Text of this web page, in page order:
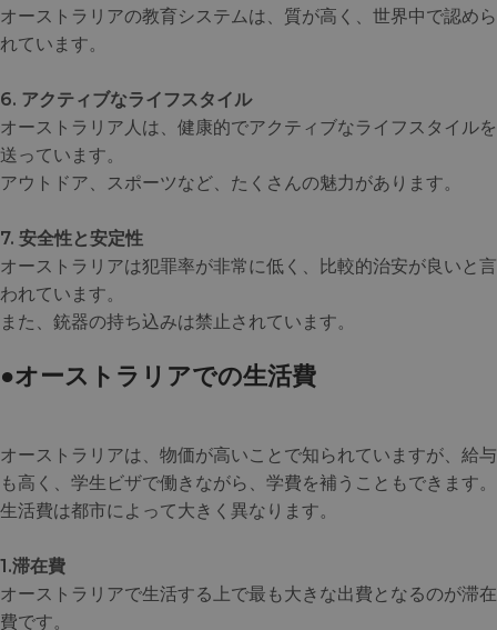
オーストラリアの教育システムは、質が高く、世界中で認めら
れています。
6. アクティブなライフスタイル
オーストラリア人は、健康的でアクティブなライフスタイルを
送っています。
アウトドア、スポーツなど、たくさんの魅力があります。
7. 安全性と安定性
オーストラリアは犯罪率が非常に低く、比較的治安が良いと言
われています。
また、銃器の持ち込みは禁止されています。
●オーストラリアでの生活費
オーストラリアは、物価が高いことで知られていますが、給与
も高く、学生ビザで働きながら、学費を補うこともできます。
生活費は都市によって大きく異なります。
1.滞在費
オーストラリアで生活する上で最も大きな出費となるのが滞在
費です。